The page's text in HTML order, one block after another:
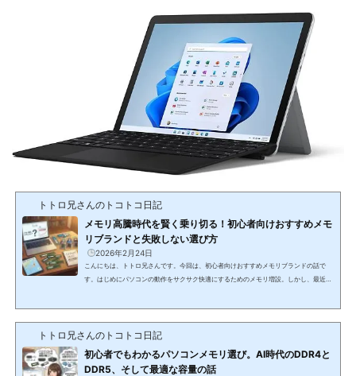
トトロ兄さんのトコトコ日記
メモリ高騰時代を賢く乗り切る！初心者向けおすすめメモ
リブランドと失敗しない選び方
2026年2月24日
こんにちは、トトロ兄さんです。今回は、初心者向けおすすめメモリブランドの話で
す。はじめにパソコンの動作をサクサク快適にするためのメモリ増設。しかし、最近は
いて手が出しづらかったりするのが現状です。そこで今回は、初心者の方にもわかりや
トトロ兄さんのトコトコ日記
初心者でもわかるパソコンメモリ選び。AI時代のDDR4と
DDR5、そして最適な容量の話